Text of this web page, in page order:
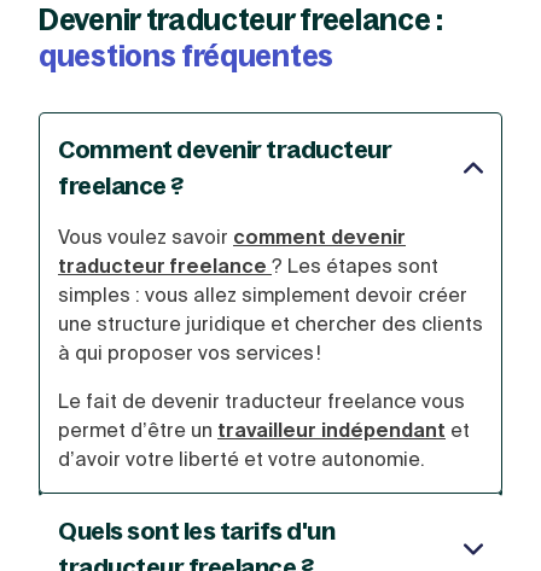
Devenir traducteur freelance :
questions fréquentes
Comment devenir traducteur
freelance ?
Vous voulez savoir comment devenir
traducteur freelance ? Les étapes sont
simples : vous allez simplement devoir créer
une structure juridique et chercher des clients
à qui proposer vos services !
Le fait de devenir traducteur freelance vous
permet d’être un travailleur indépendant et
d’avoir votre liberté et votre autonomie.
Quels sont les tarifs d'un